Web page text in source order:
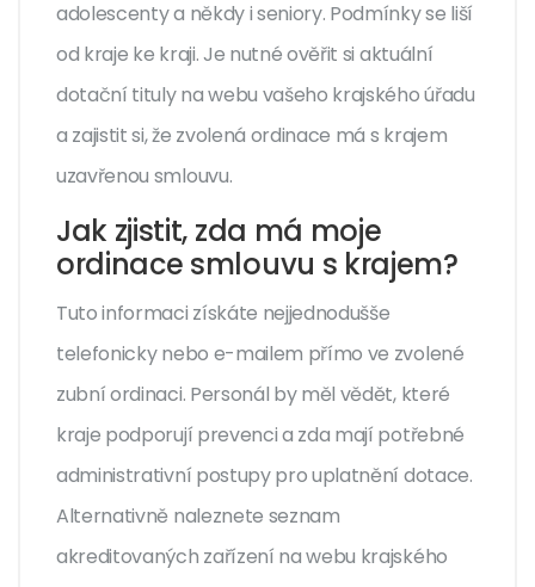
adolescenty a někdy i seniory. Podmínky se liší
od kraje ke kraji. Je nutné ověřit si aktuální
dotační tituly na webu vašeho krajského úřadu
a zajistit si, že zvolená ordinace má s krajem
uzavřenou smlouvu.
Jak zjistit, zda má moje
ordinace smlouvu s krajem?
Tuto informaci získáte nejjednodušše
telefonicky nebo e-mailem přímo ve zvolené
zubní ordinaci. Personál by měl vědět, které
kraje podporují prevenci a zda mají potřebné
administrativní postupy pro uplatnění dotace.
Alternativně naleznete seznam
akreditovaných zařízení na webu krajského